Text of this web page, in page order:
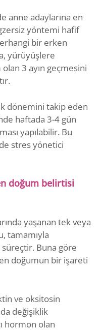
anne adaylarına en
yöntemi hafif
bir erken
yürüyüşlere
3 ayın geçmesini
dönemini takip eden
haftada 3-4 gün
yapılabilir. Bu
stres yönetici
doğum belirtisi
yaşanan tek veya
tamamıyla
Buna göre
doğumun bir işareti
ve oksitosin
değişiklik
hormon olan